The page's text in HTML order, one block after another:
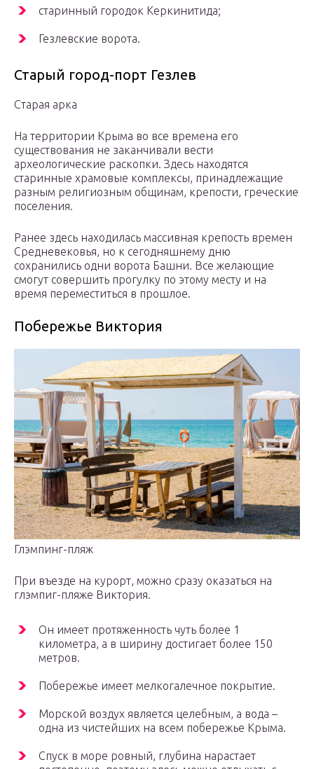
старинный городок Керкинитида;
Гезлевские ворота.
Старый город-порт Гезлев
Старая арка
На территории Крыма во все времена его
существования не заканчивали вести
археологические раскопки. Здесь находятся
старинные храмовые комплексы, принадлежащие
разным религиозным общинам, крепости, греческие
поселения.
Ранее здесь находилась массивная крепость времен
Средневековья, но к сегодняшнему дню
сохранились одни ворота Башни. Все желающие
смогут совершить прогулку по этому месту и на
время переместиться в прошлое.
Побережье Виктория
Глэмпинг-пляж
При въезде на курорт, можно сразу оказаться на
глэмпиг-пляже Виктория.
Он имеет протяженность чуть более 1
километра, а в ширину достигает более 150
метров.
Побережье имеет мелкогалечное покрытие.
Морской воздух является целебным, а вода –
одна из чистейших на всем побережье Крыма.
Спуск в море ровный, глубина нарастает